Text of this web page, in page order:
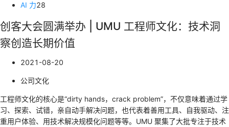
AI 力28
创客大会圆满举办 | UMU 工程师文化：技术洞
察创造长期价值
2021-08-20
公司文化
工程师文化的核心是“dirty hands，crack problem”，不仅意味着通过学
习、探索、试错，亲自动手解决问题，也代表着善用工具、自我驱动、注
重用户体验、用技术解决规模化问题等等。UMU 聚集了大批专注于技术